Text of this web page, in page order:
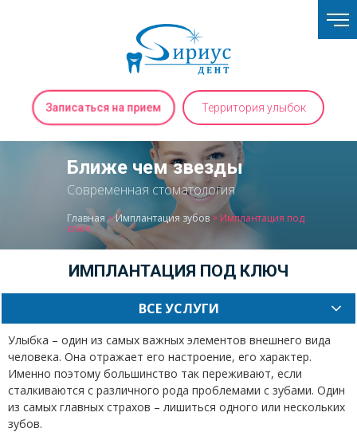
Записаться на прием Территория улыбок
Ближе чем звезды
Современная стоматология
Главная >Имплантация зубов > Имплантация под
ключ
ИМПЛАНТАЦИЯ ПОД КЛЮЧ
ВСЕ УСЛУГИ
Улыбка – один из самых важных элементов внешнего вида
человека. Она отражает его настроение, его характер.
Именно поэтому большинство так переживают, если
сталкиваются с различного рода проблемами с зубами. Один
из самых главных страхов – лишиться одного или нескольких
зубов.